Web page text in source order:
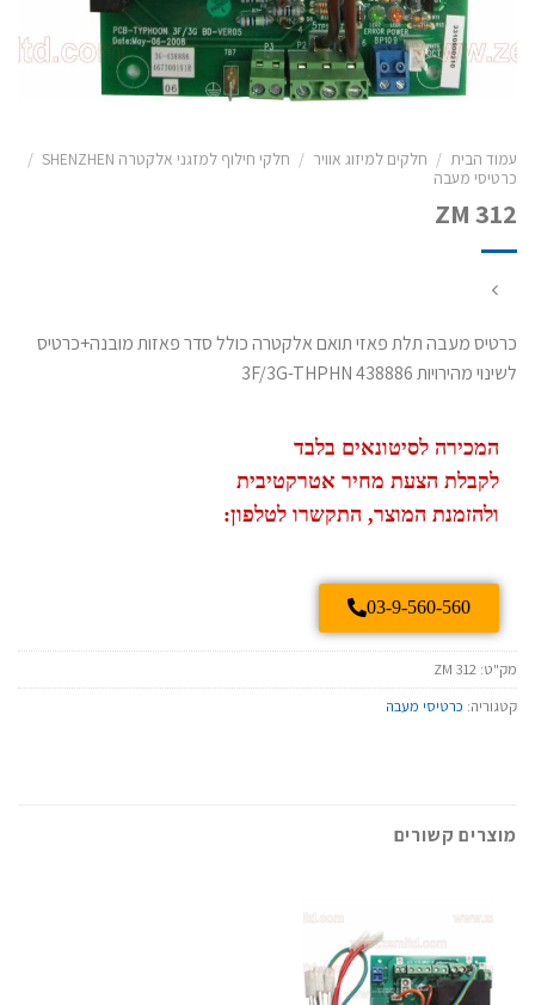
עמוד הבית / חלקים למיזוג אוויר / חלקי חילוף למזגני אלקטרה SHENZHEN
/
כרטיסי מעבה
ZM 312
כרטיס מעבה תלת פאזי תואם אלקטרה כולל סדר פאזות מובנה+כרטיס
לשינוי מהירויות 3F/3G-THPHN 438886
המכירה לסיטונאים בלבד
לקבלת הצעת מחיר אטרקטיבית
ולהזמנת המוצר, התקשרו לטלפון:
03-9-560-560
מק"ט: ZM 312
קטגוריה: כרטיסי מעבה
מוצרים קשורים